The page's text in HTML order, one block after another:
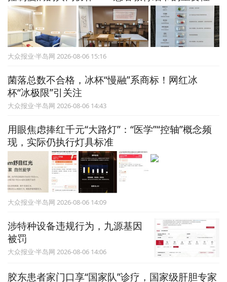
大众报业·半岛网 2026-08-06 15:16
菌落总数不合格，冰杯“慢融”系商标！网红冰
杯“冰极限”引关注
大众报业·半岛网 2026-08-06 14:43
用眼焦虑捧红千元“大路灯”：“医学”“控轴”概念频
现，实际仍执行灯具标准
大众报业·半岛网 2026-08-06 14:09
涉特种设备违规行为，九源基因
被罚
大众报业·半岛网 2026-08-06 14:06
胶东患者家门口享“国家队”诊疗，国家级肝胆专家